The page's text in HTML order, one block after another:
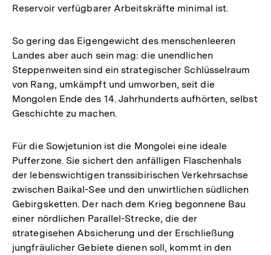
Reservoir verfügbarer Arbeitskräfte minimal ist.
So gering das Eigengewicht des menschenleeren
Landes aber auch sein mag: die unendlichen
Steppenweiten sind ein strategischer Schlüsselraum
von Rang, umkämpft und umworben, seit die
Mongolen Ende des 14. Jahrhunderts aufhörten, selbst
Geschichte zu machen.
Für die Sowjetunion ist die Mongolei eine ideale
Pufferzone. Sie sichert den anfälligen Flaschenhals
der lebenswichtigen transsibirischen Verkehrsachse
zwischen Baikal-See und den unwirtlichen südlichen
Gebirgsketten. Der nach dem Krieg begonnene Bau
einer nördlichen Parallel-Strecke, die der
strategisehen Absicherung und der Erschließung
jungfräulicher Gebiete dienen soll, kommt in den